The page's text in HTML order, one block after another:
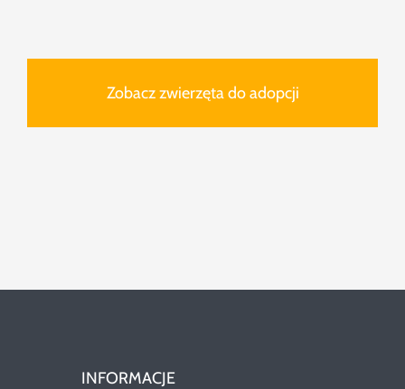
Zobacz zwierzęta do adopcji
INFORMACJE